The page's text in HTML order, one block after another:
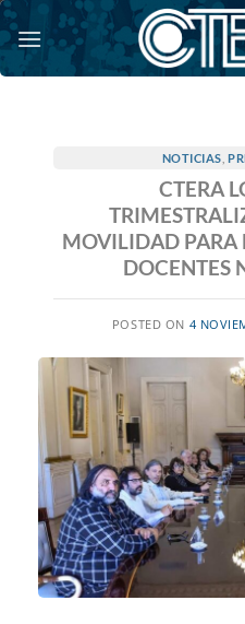
Saltar
al
contenido
NOTICIAS ,
CTERA
MOVILIDAD PARA
DOCENTES
POSTED ON 4